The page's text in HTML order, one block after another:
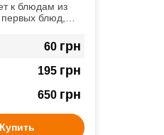
к блюдам из
блюд,
60 грн
195 грн
650 грн
Купить